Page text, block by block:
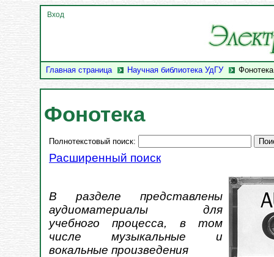
Главная страница Научная библиотека УдГУ Фонотека
Вход
Фонотека
Полнотекстовый поиск:
Расширенный поиск
В разделе представлены
аудиоматериалы для
учебного процесса, в том
числе музыкальные и
вокальные произведения